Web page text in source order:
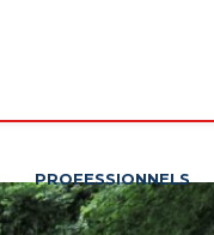
PROFESSIONNELS